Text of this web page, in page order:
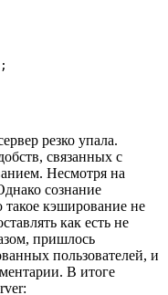
резко упала.
связанных с
Несмотря на
сознание
кэширование не
как есть не
пришлось
пользователей, и
В итоге